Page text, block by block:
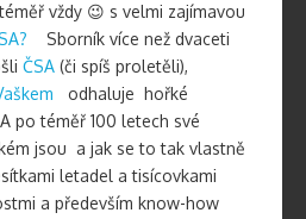
vždy 😉 s velmi zajímavou
Sborník více než dvaceti
ČSA (či spíš proletěli),
odhaluje hořké
po téměř 100 letech své
jsou a jak se to tak vlastně
letadel a tisícovkami
a především know-how